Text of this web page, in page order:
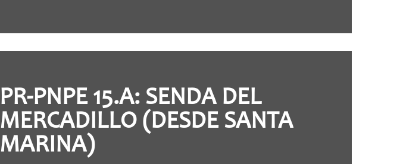
PR-PNPE 15.A: SENDA DEL
MERCADILLO (DESDE SANTA
MARINA)